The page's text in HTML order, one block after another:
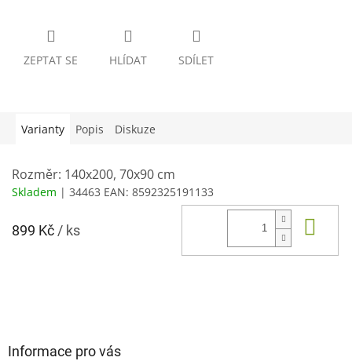
ZEPTAT SE HLÍDAT SDÍLET
Varianty Popis Diskuze
Rozměr: 140x200, 70x90 cm
Skladem | 34463 EAN: 8592325191133
899 Kč / ks
Informace pro vás